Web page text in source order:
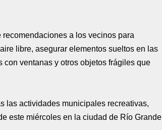
a los vecinos para
libre, asegurar elementos sueltos en las
con ventanas y otros objetos frágiles que
las actividades municipales recreativas,
este miércoles en la ciudad de Río Grande